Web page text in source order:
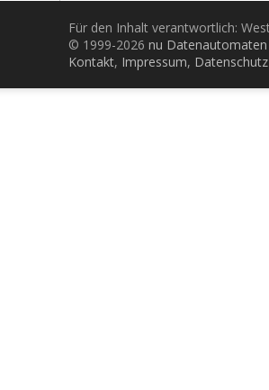
Für den Inhalt verantwortlich:
© 1999-2026 nu
Kontakt, Impressum, Datenschutz